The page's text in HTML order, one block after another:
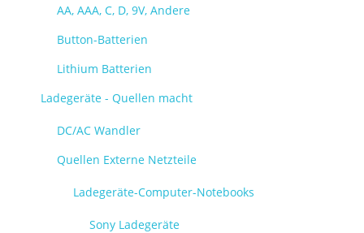
AA, AAA, C, D, 9V, Andere
Button-Batterien
Lithium Batterien
Ladegeräte - Quellen macht
DC/AC Wandler
Quellen Externe Netzteile
Ladegeräte-Computer-Notebooks
Sony Ladegeräte